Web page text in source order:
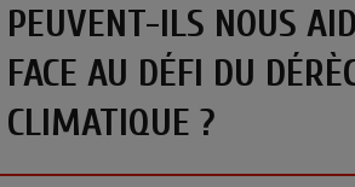
PEUVENT-ILS NOUS
FACE AU DÉFI DU
CLIMATIQUE ?